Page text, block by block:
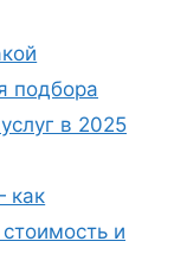
подбора
в 2025
как
и